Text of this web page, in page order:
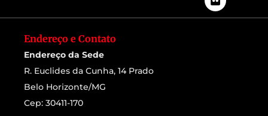
Endereço e Contato
Endereço da Sede
R. Euclides da Cunha, 14 Prado
Belo Horizonte/MG
Cep: 30411-170